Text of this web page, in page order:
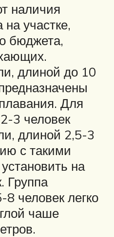
наличия
на участке,
бюджета,
длиной до 10
Для
3 человек
длиной 2,5-3
с такими
на
Группа
человек легко
чаше